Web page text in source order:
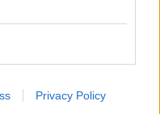
Privacy Policy
Newsκαι